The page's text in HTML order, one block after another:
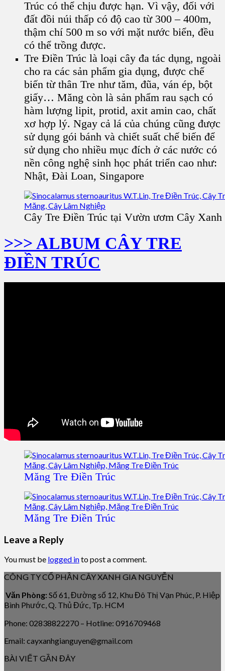
Trúc có thể chịu được hạn. Vì vậy, đối với
đất đồi núi thấp có độ cao từ 300 – 400m,
thậm chí 500 m so với mặt nước biển, đều
có thể trồng được.
Tre Điền Trúc là loại cây đa tác dụng, ngoài
cho ra các sản phẩm gia dụng, được chế
biến từ thân Tre như tăm, đũa, ván ép, bột
giấy… Măng còn là sản phẩm rau sạch có
hàm lượng lipit, protid, axit amin cao, chất
xơ hợp lý. Ngay cả lá của chúng cũng được
sử dụng gói bánh và chiết suất chế biến để
sử dụng cho nhiều mục đích ở các nước có
nền công nghệ sinh học phát triển cao như:
Nhật, Đài Loan, Singapore
Cây Tre Điền Trúc tại Vườn ươm Cây Xanh
>>> ALBUM CÂY TRE
ĐIỀN TRÚC
Măng Tre Điền Trúc
Măng Tre Điền Trúc
Leave a Reply
You must be logged into post a comment.
CÔNG TY CỔ PHẦN CÂY XANH GIA NGUYỄN
Văn Phòng: Số 61, Đường số 12, Khu Đô Thị Vạn Phúc, P. Hiệp
Bình Phước, Q. Thủ Đức, Tp. HCM
Phone: 02838822270 – Hotline: 0916709468
Email: cayxanhgianguyen@gmail.com
BÀI VIẾT GẦN ĐÂY